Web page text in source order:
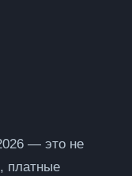
— это не
платные